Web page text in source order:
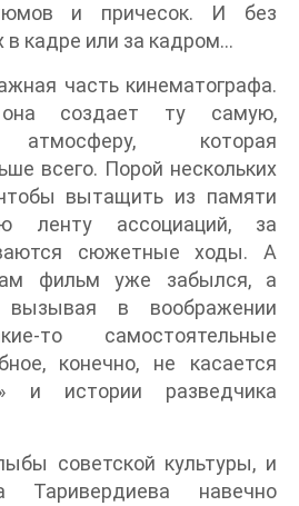
и причесок. И без
в кадре или за кадром…
часть кинематографа.
создает ту самую,
атмосферу, которая
всего. Порой нескольких
вытащить из памяти
ленту ассоциаций, за
сюжетные ходы. А
фильм уже забылся, а
в воображении
то самостоятельные
конечно, не касается
и истории разведчика
советской культуры, и
Таривердиева навечно